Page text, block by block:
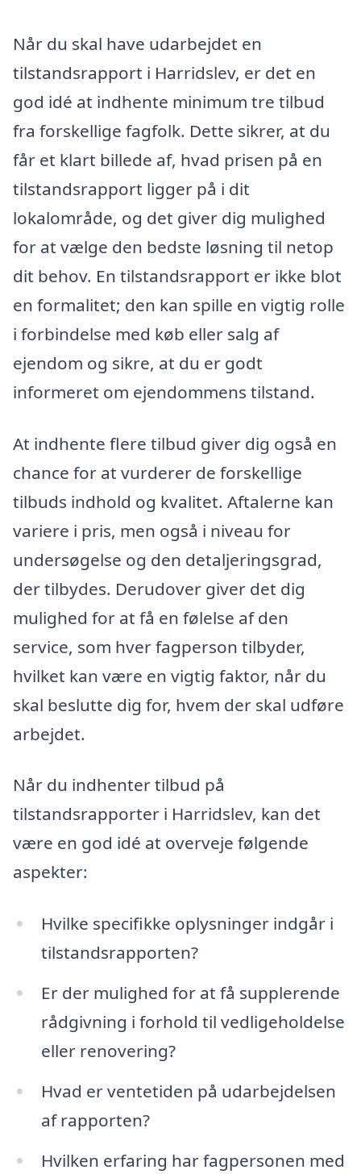
Når du skal have udarbejdet en
tilstandsrapport i Harridslev, er det en
god idé at indhente minimum tre tilbud
fra forskellige fagfolk. Dette sikrer, at du
får et klart billede af, hvad prisen på en
tilstandsrapport ligger på i dit
lokalområde, og det giver dig mulighed
for at vælge den bedste løsning til netop
dit behov. En tilstandsrapport er ikke blot
en formalitet; den kan spille en vigtig rolle
i forbindelse med køb eller salg af
ejendom og sikre, at du er godt
informeret om ejendommens tilstand.
At indhente flere tilbud giver dig også en
chance for at vurderer de forskellige
tilbuds indhold og kvalitet. Aftalerne kan
variere i pris, men også i niveau for
undersøgelse og den detaljeringsgrad,
der tilbydes. Derudover giver det dig
mulighed for at få en følelse af den
service, som hver fagperson tilbyder,
hvilket kan være en vigtig faktor, når du
skal beslutte dig for, hvem der skal udføre
arbejdet.
Når du indhenter tilbud på
tilstandsrapporter i Harridslev, kan det
være en god idé at overveje følgende
aspekter:
Hvilke specifikke oplysninger indgår i
tilstandsrapporten?
Er der mulighed for at få supplerende
rådgivning i forhold til vedligeholdelse
eller renovering?
Hvad er ventetiden på udarbejdelsen
af rapporten?
Hvilken erfaring har fagpersonen med